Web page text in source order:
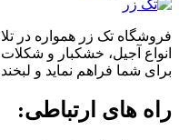
فروشگاه تک زر همواره در
انواع آجیل، خشکبار و
برای شما فراهم نماید و
راه های ارتباطی: